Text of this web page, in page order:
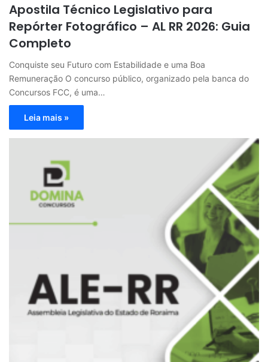
Apostila Técnico Legislativo para
Repórter Fotográfico – AL RR 2026: Guia
Completo
Conquiste seu Futuro com Estabilidade e uma Boa
Remuneração O concurso público, organizado pela banca do
Concursos FCC, é uma…
Leia mais »